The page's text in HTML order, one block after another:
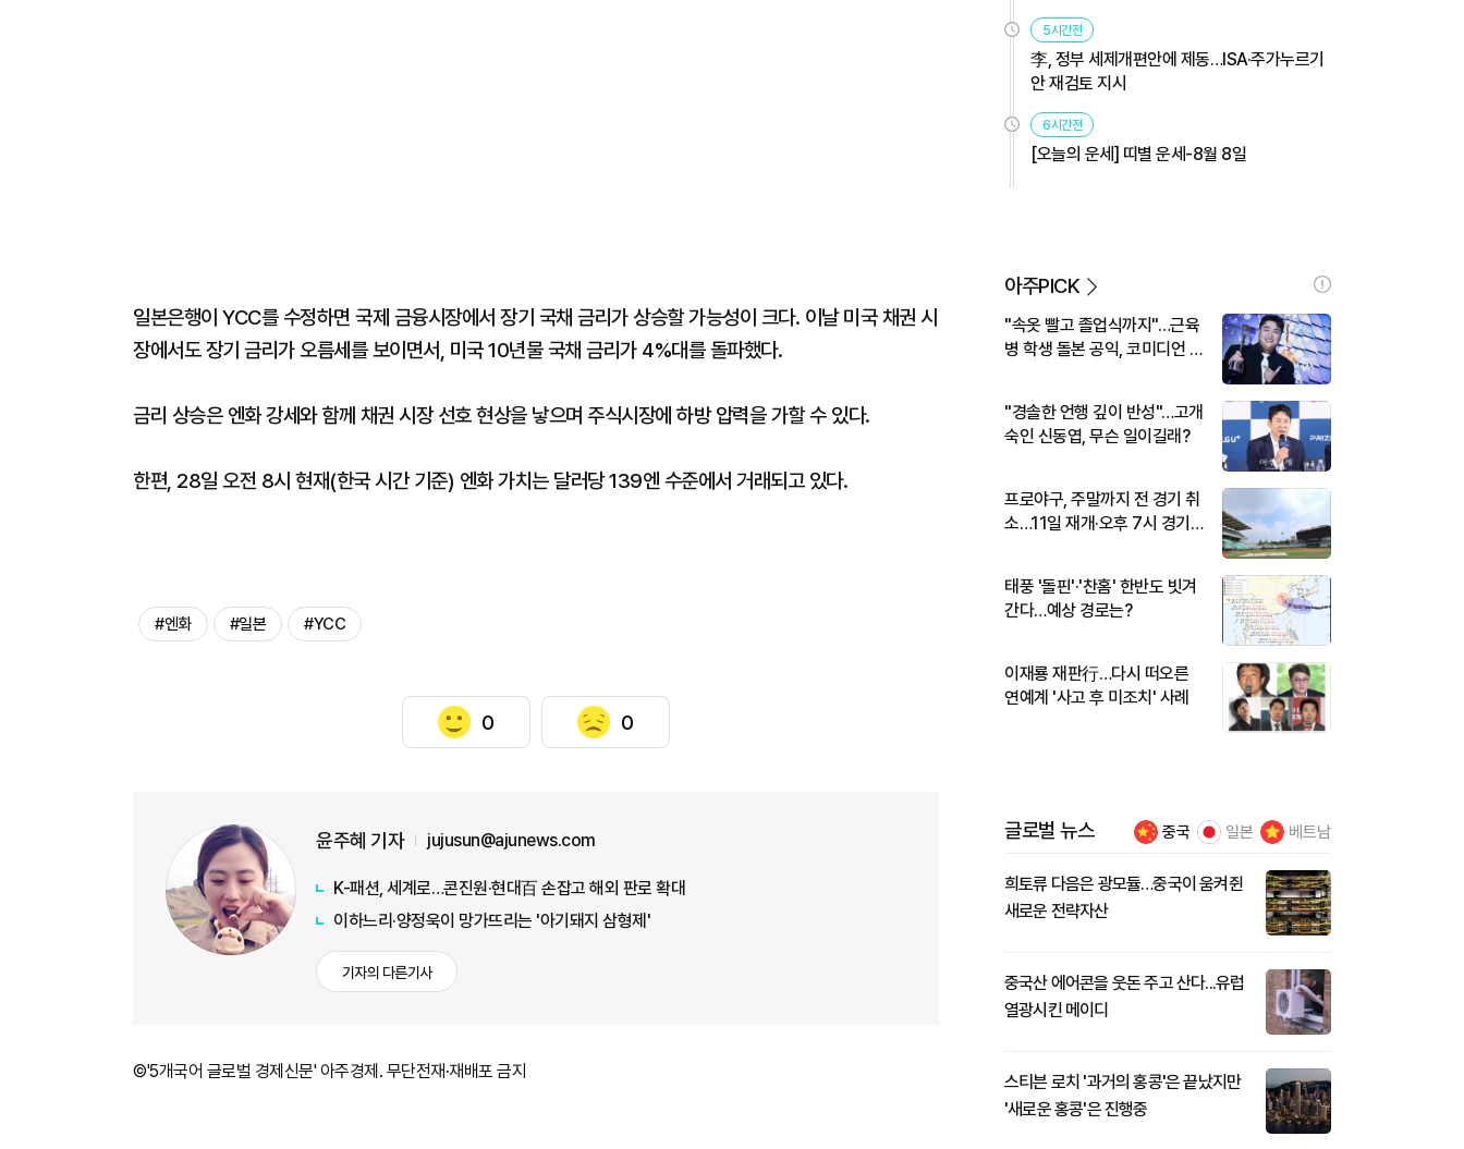
일본은행이 YCC를 수정하면 국제 금융시장에서 장기 국채 금리가 상승할 가능성이 크다. 이날 미국 채권 시
장에서도 장기 금리가 오름세를 보이면서, 미국 10년물 국채 금리가 4%대를 돌파했다.
금리 상승은 엔화 강세와 함께 채권 시장 선호 현상을 낳으며 주식시장에 하방 압력을 가할 수 있다.
한편, ​28일 오전 8시 현재(한국 시간 기준) 엔화 가치는 달러당 139엔 수준에서 거래되고 있다.
#엔화 #일본 #YCC
0 0
윤주혜 기자 jujusun@ajunews.com
K-패션, 세계로…콘진원·현대百 손잡고 해외 판로 확대
이하느리·양정욱이 망가뜨리는 '아기돼지 삼형제'
기자의 다른기사
©'5개국어 글로벌 경제신문' 아주경제. 무단전재·재배포 금지
5시간전
李, 정부 세제개편안에 제동…ISA·주가누르기
안 재검토 지시
6시간전
[오늘의 운세] 띠별 운세-8월 8일
아주PICK
"속옷 빨고 졸업식까지"…근육
병 학생 돌본 공익, 코미디언 김
"경솔한 언행 깊이 반성"…고개
숙인 신동엽, 무슨 일이길래?
프로야구, 주말까지 전 경기 취
소…11일 재개·오후 7시 경기
태풍 '돌핀'·'찬홈' 한반도 빗겨
간다…예상 경로는?
이재룡 재판行…다시 떠오른
연예계 '사고 후 미조치' 사례
글로벌 뉴스 중국 일본 베트남
희토류 다음은 광모듈…중국이 움켜쥔
새로운 전략자산
중국산 에어콘을 웃돈 주고 산다...유럽
열광시킨 메이디
스티븐 로치 '과거의 홍콩'은 끝났지만
'새로운 홍콩'은 진행중